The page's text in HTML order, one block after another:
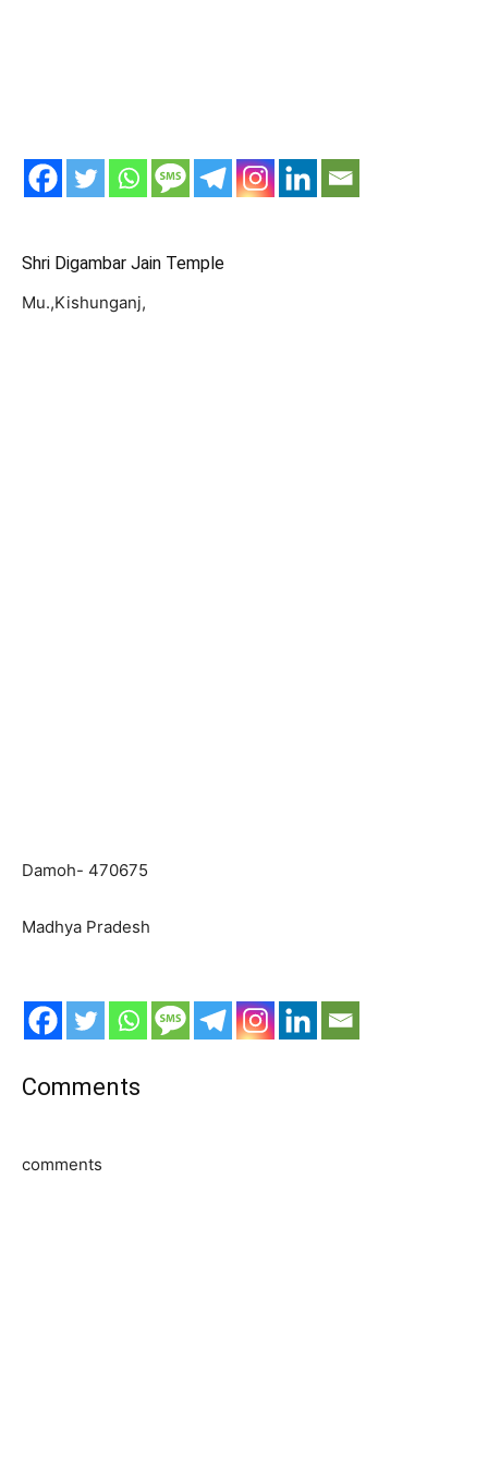
Shri Digambar Jain Temple
Mu.,Kishunganj,
Damoh- 470675
Madhya Pradesh
Comments
comments